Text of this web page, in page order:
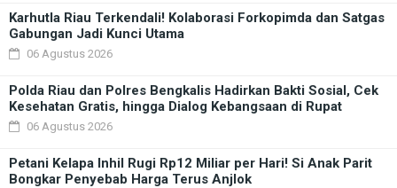
Karhutla Riau Terkendali! Kolaborasi Forkopimda dan Satgas
Gabungan Jadi Kunci Utama
06 Agustus 2026
Polda Riau dan Polres Bengkalis Hadirkan Bakti Sosial, Cek
Kesehatan Gratis, hingga Dialog Kebangsaan di Rupat
06 Agustus 2026
Petani Kelapa Inhil Rugi Rp12 Miliar per Hari! Si Anak Parit
Bongkar Penyebab Harga Terus Anjlok